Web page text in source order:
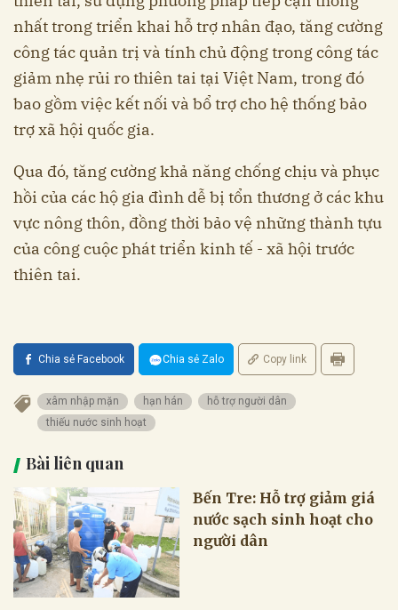
nhất trong triển khai hỗ trợ nhân đạo, tăng cường
công tác quản trị và tính chủ động trong công tác
giảm nhẹ rủi ro thiên tai tại Việt Nam, trong đó
bao gồm việc kết nối và bổ trợ cho hệ thống bảo
trợ xã hội quốc gia.
Qua đó, tăng cường khả năng chống chịu và phục
hồi của các hộ gia đình dễ bị tổn thương ở các khu
vực nông thôn, đồng thời bảo vệ những thành tựu
của công cuộc phát triển kinh tế - xã hội trước
thiên tai.
Chia sẻ Facebook Chia sẻ Zalo Copy link
xâm nhập mặn hạn hán
hỗ trợ người dân
thiếu nước sinh hoạt
Bài liên quan
Bến Tre: Hỗ trợ giảm giá
nước sạch sinh hoạt cho
người dân